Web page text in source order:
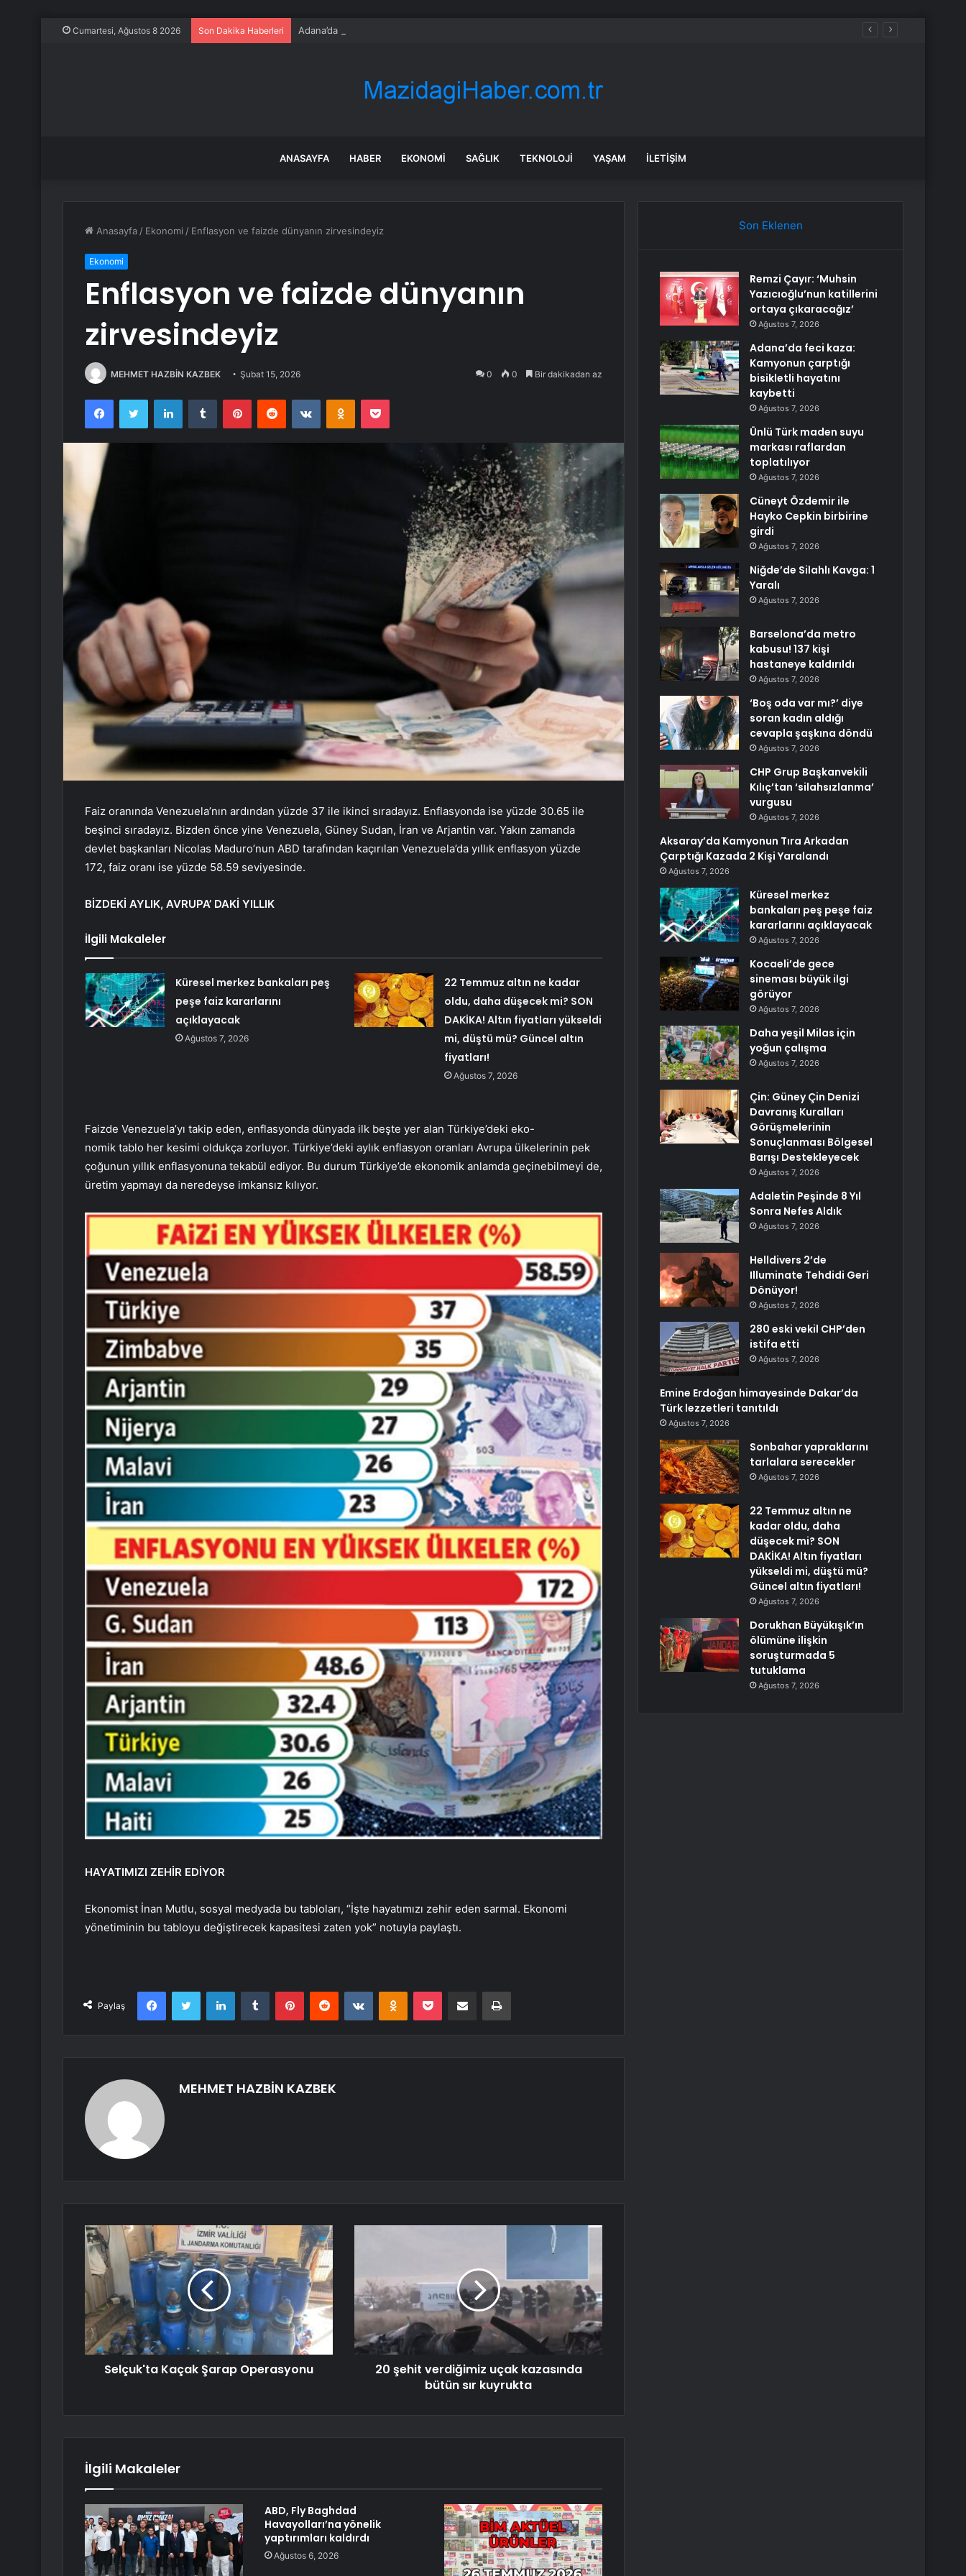
Cumartesi, Ağustos 8 2026 Son Dakika Haberleri Adana’da feci kaza: Kamyonun çarptığı bisikletli hayatını kaybetti
ANASAYFA HABER EKONOMI SAĞLIK TEKNOLOJI YAŞAM İLETIŞIM
Anasayfa / Ekonomi / Enflasyon ve faizde dünyanın zirvesindeyiz
Ekonomi
Enflasyon ve faizde dünyanın
zirvesindeyiz
MEHMET HAZBİN KAZBEK Şubat 15, 2026 0 0 Bir dakikadan az
FacebookTwitter LinkedInTumblr PinterestReddit VKontakteOdnoklassniki
Pocket
Faiz oranında Venezuela’nın ardından yüzde 37 ile ikinci sıradayız. Enflasyonda ise yüzde 30.65 ile
beşinci sıradayız. Bizden önce yine Venezuela, Güney Sudan, İran ve Arjantin var. Yakın zamanda
devlet başkanları Nicolas Maduro’nun ABD tarafından kaçırılan Venezuela’da yıllık enflasyon yüzde
172, faiz oranı ise yüzde 58.59 seviyesinde.
BİZDEKİ AYLIK, AVRUPA’ DAKİ YILLIK
İlgili Makaleler
Küresel merkez bankaları peş
peşe faiz kararlarını
açıklayacak
Ağustos 7, 2026
22 Temmuz altın ne kadar
oldu, daha düşecek mi? SON
DAKİKA! Altın fiyatları yükseldi
mi, düştü mü? Güncel altın
fiyatları!
Ağustos 7, 2026
Faizde Venezuela’yı takip eden, enflasyonda dünyada ilk beşte yer alan Türkiye’deki eko-
nomik tablo her kesimi oldukça zorluyor. Türkiye’deki aylık enflasyon oranları Avrupa ülkelerinin pek
çoğunun yıllık enflasyonuna tekabül ediyor. Bu durum Türkiye’de ekonomik anlamda geçinebilmeyi de,
üretim yapmayı da neredeyse imkansız kılıyor.
HAYATIMIZI ZEHİR EDİYOR
Ekonomist İnan Mutlu, sosyal medyada bu tabloları, “İşte hayatımızı zehir eden sarmal. Ekonomi
yönetiminin bu tabloyu değiştirecek kapasitesi zaten yok” notuyla paylaştı.
Paylaş
FacebookTwitter LinkedInTumblr PinterestReddit VKontakteOdnoklassniki
Pocket E-Posta ile paylaş Yazdır
MEHMET HAZBİN KAZBEK
Selçuk'ta Kaçak Şarap Operasyonu
20 şehit verdiğimiz uçak kazasında
bütün sır kuyrukta
İlgili Makaleler
ABD, Fly Baghdad
Havayolları’na yönelik
yaptırımları kaldırdı
Ağustos 6, 2026
Son Eklenen
Remzi Çayır: ‘Muhsin
Yazıcıoğlu’nun katillerini
ortaya çıkaracağız’
Ağustos 7, 2026
Adana’da feci kaza:
Kamyonun çarptığı
bisikletli hayatını
kaybetti
Ağustos 7, 2026
Ünlü Türk maden suyu
markası raflardan
toplatılıyor
Ağustos 7, 2026
Cüneyt Özdemir ile
Hayko Cepkin birbirine
girdi
Ağustos 7, 2026
Niğde’de Silahlı Kavga: 1
Yaralı
Ağustos 7, 2026
Barselona’da metro
kabusu! 137 kişi
hastaneye kaldırıldı
Ağustos 7, 2026
‘Boş oda var mı?’ diye
soran kadın aldığı
cevapla şaşkına döndü
Ağustos 7, 2026
CHP Grup Başkanvekili
Kılıç’tan ‘silahsızlanma’
vurgusu
Ağustos 7, 2026
Aksaray’da Kamyonun Tıra Arkadan
Çarptığı Kazada 2 Kişi Yaralandı
Ağustos 7, 2026
Küresel merkez
bankaları peş peşe faiz
kararlarını açıklayacak
Ağustos 7, 2026
Kocaeli’de gece
sineması büyük ilgi
görüyor
Ağustos 7, 2026
Daha yeşil Milas için
yoğun çalışma
Ağustos 7, 2026
Çin: Güney Çin Denizi
Davranış Kuralları
Görüşmelerinin
Sonuçlanması Bölgesel
Barışı Destekleyecek
Ağustos 7, 2026
Adaletin Peşinde 8 Yıl
Sonra Nefes Aldık
Ağustos 7, 2026
Helldivers 2’de
Illuminate Tehdidi Geri
Dönüyor!
Ağustos 7, 2026
280 eski vekil CHP’den
istifa etti
Ağustos 7, 2026
Emine Erdoğan himayesinde Dakar’da
Türk lezzetleri tanıtıldı
Ağustos 7, 2026
Sonbahar yapraklarını
tarlalara serecekler
Ağustos 7, 2026
22 Temmuz altın ne
kadar oldu, daha
düşecek mi? SON
DAKİKA! Altın fiyatları
yükseldi mi, düştü mü?
Güncel altın fiyatları!
Ağustos 7, 2026
Dorukhan Büyükışık’ın
ölümüne ilişkin
soruşturmada 5
tutuklama
Ağustos 7, 2026